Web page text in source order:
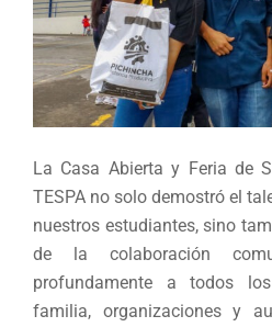
La Casa Abierta y Feria de
TESPA no solo demostró el
nuestros estudiantes, sino
de la colaboración
profundamente a todos
familia, organizaciones y